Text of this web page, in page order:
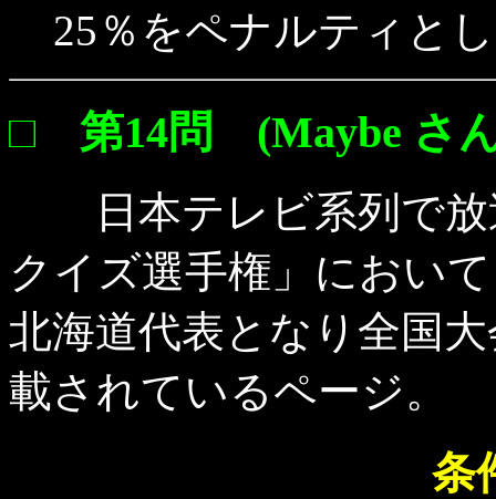
25％をペナルティと
□ 第14問 (Maybe さ
日本テレビ系列で放
クイズ選手権」におい
北海道代表となり全国
載されているページ。
条